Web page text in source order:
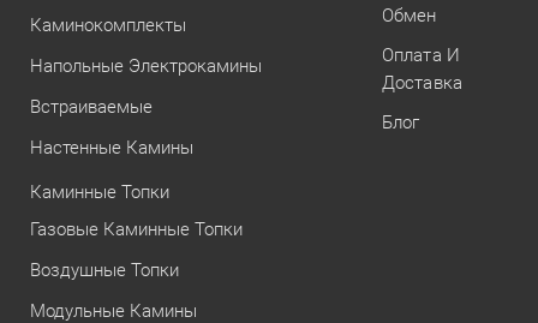
Каминокомплекты
Напольные Электрокамины
Встраиваемые
Настенные Камины
Каминные Топки
Газовые Каминные Топки
Воздушные Топки
Модульные Камины
Обмен
Оплата И
Доставка
Блог